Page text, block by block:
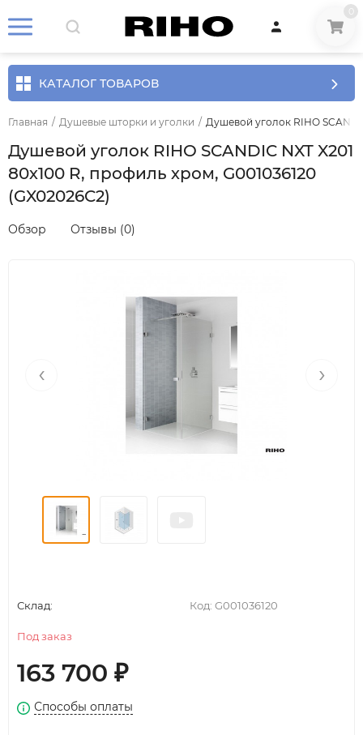
КАТАЛОГ ТОВАРОВ
Главная / Душевые шторки и уголки / Душевой уголок RIHO
Душевой уголок RIHO SCANDIC NXT X201
80х100 R, профиль хром, G001036120
(GX02026C2)
Обзор Отзывы (0)
‹ ›
Код: G001036120
Склад:
Под заказ
163 700 ₽
Способы оплаты